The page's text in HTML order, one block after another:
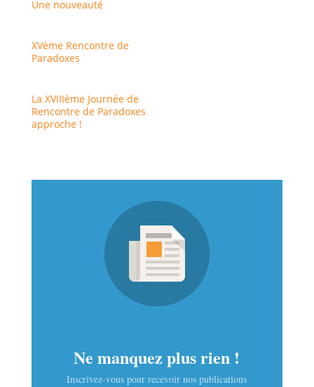
Une nouveauté
XVème Rencontre de
Paradoxes
La XVIIIème Journée de
Rencontre de Paradoxes
approche !
Ne manquez plus rien !
Inscrivez-vous pour recevoir nos publications